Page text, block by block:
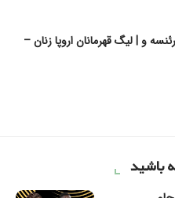
و | لیگ قهرمانان اروپا زنان –
باشید